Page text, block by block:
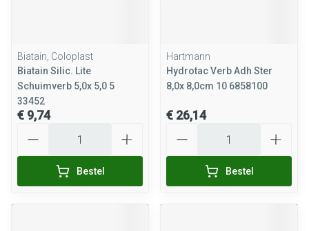
Biatain, Coloplast
Biatain Silic. Lite
Schuimverb 5,0x 5,0 5
33452
€ 9,74
Bestel
Hartmann
Hydrotac Verb Adh Ster
8,0x 8,0cm 10 6858100
€ 26,14
Bestel